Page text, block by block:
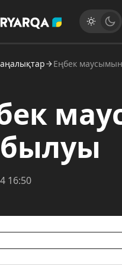
Еңбек
16:50